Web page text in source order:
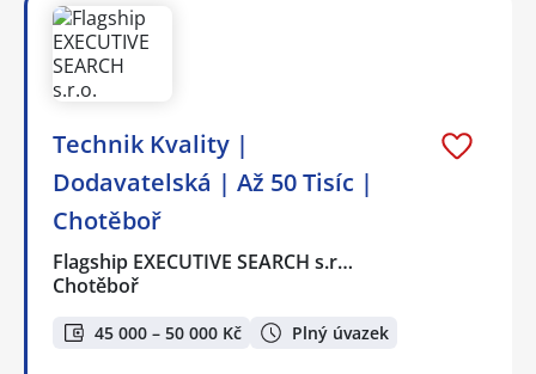
Technik Kvality |
Dodavatelská | Až 50 Tisíc |
Chotěboř
Flagship EXECUTIVE SEARCH s.r…
Chotěboř
45 000 – 50 000 Kč Plný úvazek